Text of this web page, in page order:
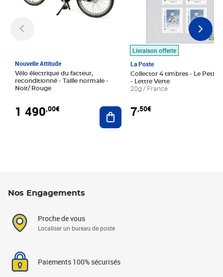
Nouvelle Attitude
Vélo électrique du facteur,
reconditionné - Taille normale -
Noir/ Rouge
1 490,00€ Ajouter au panier
Livraison offerte
La Poste
Collector 4 timbres - Le Petit
- Lettre Verte
20g / France
7,50€
Nos Engagements
Proche de vous
Localiser un bureau de poste
Paiements 100% sécurisés